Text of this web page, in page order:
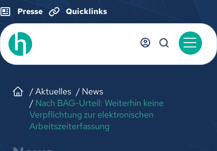
Presse Quicklinks
Aktuelles
News
Nach BAG-Urteil: Weiterhin keine
Verpflichtung zur elektronischen
Arbeitszeiterfassung